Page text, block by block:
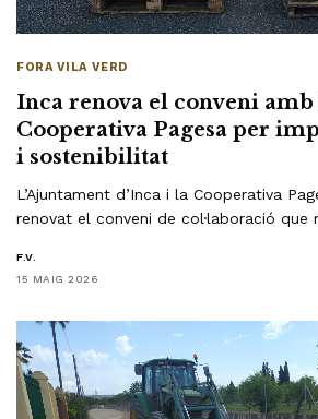
FORA VILA VERD
Inca renova el conveni amb
Cooperativa Pagesa per
i sostenibilitat
L’Ajuntament d’Inca i la Cooperativa
renovat el conveni de col·laboració que
F.V.
15 MAIG 2026